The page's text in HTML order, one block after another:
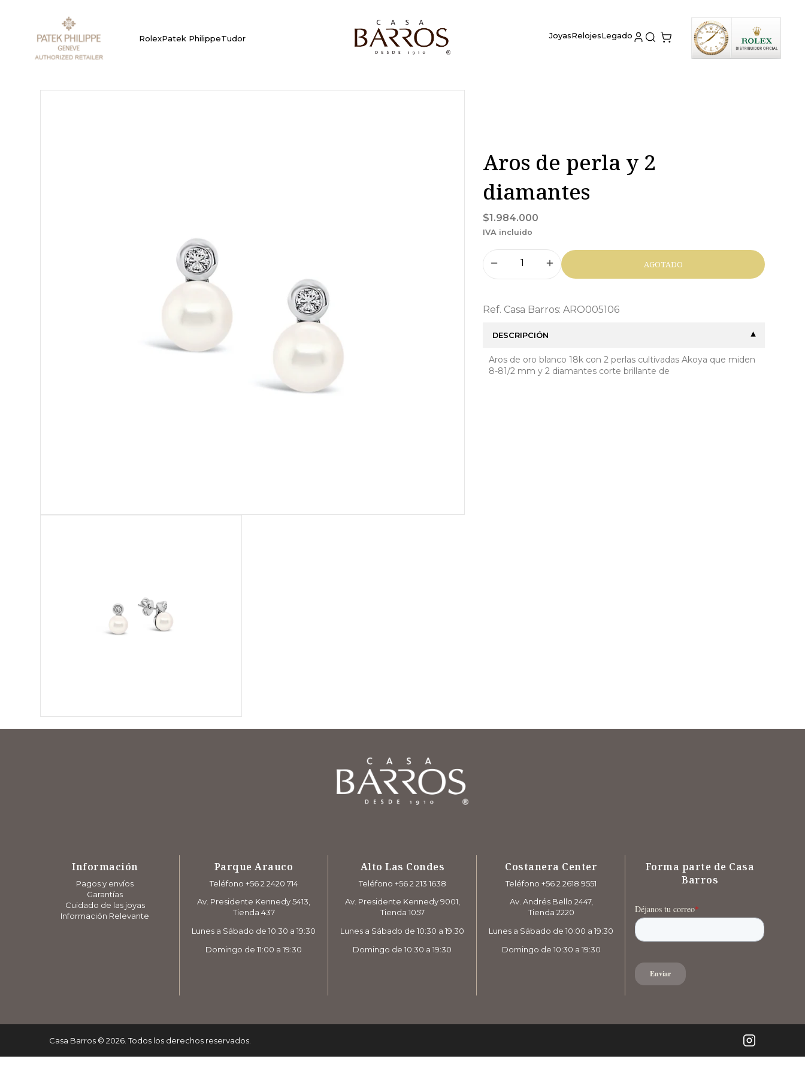
RolexPatek PhilippeTudor JoyasRelojesLegado
Aros de perla y 2
diamantes
$1.984.000
IVA incluido
AGOTADO
Ref. Casa Barros: ARO005106
DESCRIPCIÓN
Aros de oro blanco 18k con 2 perlas cultivadas Akoya que miden
8-81/2 mm y 2 diamantes corte brillante de
Información
Pagos y envíos
Garantías
Cuidado de las joyas
Información Relevante
Parque Arauco
Teléfono +56 2 2420 714
Av. Presidente Kennedy 5413,
Tienda 437
Lunes a Sábado de 10:30 a 19:30
Domingo de 11:00 a 19:30
Alto Las Condes
Teléfono +56 2 213 1638
Av. Presidente Kennedy 9001,
Tienda 1057
Lunes a Sábado de 10:30 a 19:30
Domingo de 10:30 a 19:30
Costanera Center
Teléfono +56 2 2618 9551
Av. Andrés Bello 2447,
Tienda 2220
Lunes a Sábado de 10:00 a 19:30
Domingo de 10:30 a 19:30
Forma parte de Casa
Barros
Casa Barros© 2026. Todos los derechos reservados.